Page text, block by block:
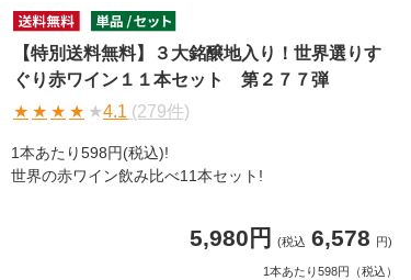
【特別送料無料】３大銘醸地入り！世界選りす
ぐり赤ワイン１１本セット 第２７７弾
★ ★ ★ ★ ★4.1 (279件)
1本あたり598円(税込)!
世界の赤ワイン飲み比べ11本セット!
5,980円 (税込 6,578 円)
1本あたり598円（税込）